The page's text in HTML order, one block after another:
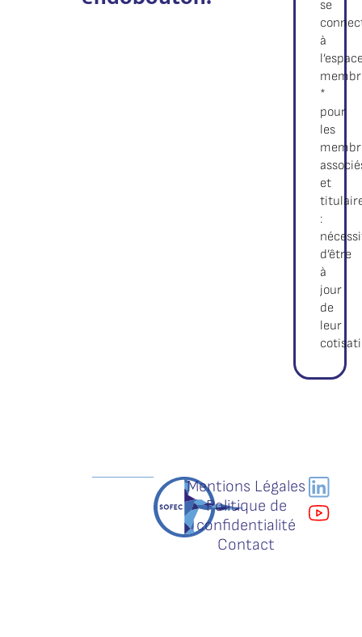
se
à
*
pour
les
et
:
d’être
à
jour
de
leur
Mentions Légales
Politique de
confidentialité
Contact